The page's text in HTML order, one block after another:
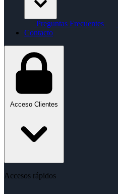
Preguntas Frecuentes
Contacto
Acceso Clientes
Accesos rápidos